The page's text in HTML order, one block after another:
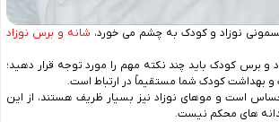
نوزاد و کودک به چشم می‌ خورد، شانه و برس نوزاد
و برس کودک باید چند نکته مهم را مورد توجه قرار دهید؛
و بهداشت کودک شما مستقیماً در ارتباط است.
است و موهای نوزاد نیز بسیار ظریف هستند، از این
‌های محکم نیست.